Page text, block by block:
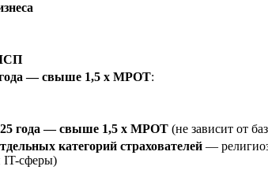
года — свыше 1,5 х МРОТ:
года — свыше 1,5 х МРОТ (не зависит от
категорий страхователей —
IT-сферы)